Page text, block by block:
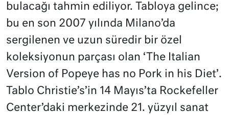
bulacağı tahmin ediliyor. Tabloya gelince;
bu en son 2007 yılında Milano’da
sergilenen ve uzun süredir bir özel
koleksiyonun parçası olan ‘The Italian
Version of Popeye has no Pork in his Diet’.
Tablo Christie’s’in 14 Mayıs’ta Rockefeller
Center’daki merkezinde 21. yüzyıl sanat